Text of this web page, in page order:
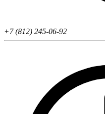
+7 (812) 245-06-92